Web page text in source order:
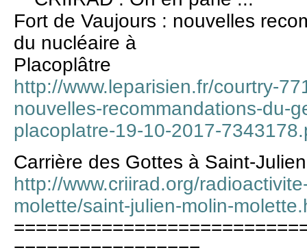
Fort de Vaujours : nouvelles
du nucléaire à
Placoplâtre
http://www.leparisien.fr/courtry-
nouvelles-recommandations-du-
placoplatre-19-10-2017-
Carrière des Gottes à Saint-
http://www.criirad.org/
molette/saint-julien-molin-